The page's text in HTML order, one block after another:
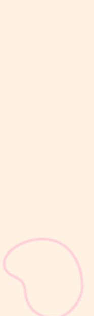
dalam masa 1000 Hari
perkembangan si Kecil
kemampuan berjalan,
Selain berat badan,
utama untuk menilai